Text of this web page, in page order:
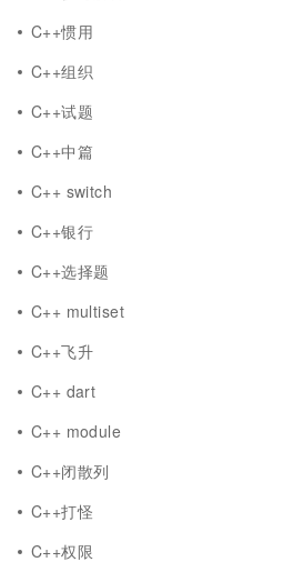
C++惯用
C++组织
C++试题
C++中篇
C++ switch
C++银行
C++选择题
C++ multiset
C++飞升
C++ dart
C++ module
C++闭散列
C++打怪
C++权限